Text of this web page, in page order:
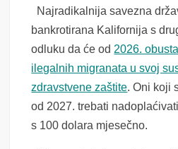
Najradikalnija savezna
bankrotirana Kalifornija s
odluku da će od 2026.
ilegalnih migranata u svoj
zdravstvene zaštite. Oni koji
od 2027. trebati
s 100 dolara mjesečno.